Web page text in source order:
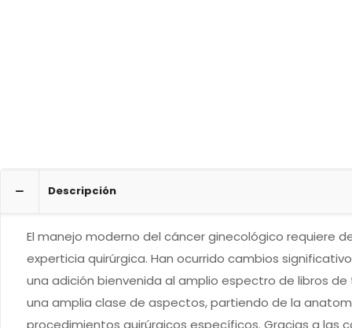
Descripción
El manejo moderno del cáncer ginecológico requiere
experticia quirúrgica. Han ocurrido cambios
una adición bienvenida al amplio espectro de libros
una amplia clase de aspectos, partiendo de la
procedimientos quirúrgicos específicos. Gracias a las